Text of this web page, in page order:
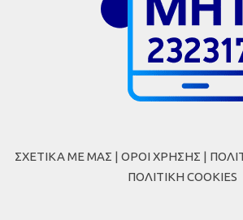
ΣΧΕΤΙΚΑ ΜΕ ΜΑΣ | ΟΡΟΙ ΧΡΗΣΗΣ |
ΠΟΛΙΤΙΚΗ COOKIES